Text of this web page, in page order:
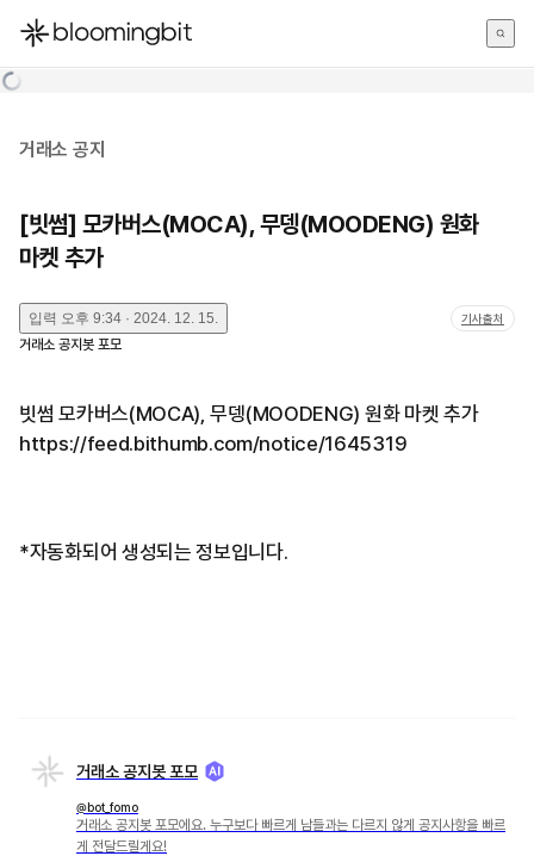
한국어
거래소 공지
[빗썸] 모카버스(MOCA), 무뎅(MOODENG) 원화
마켓 추가
입력 오후 9:34 · 2024. 12. 15. 기사출처
거래소 공지봇 포모
빗썸 모카버스(MOCA), 무뎅(MOODENG) 원화 마켓 추가
https://feed.bithumb.com/notice/1645319
*자동화되어 생성되는 정보입니다.
거래소 공지봇 포모
@bot_fomo
거래소 공지봇 포모에요. 누구보다 빠르게 남들과는 다르지 않게 공지사항을 빠르
게 전달드릴게요!